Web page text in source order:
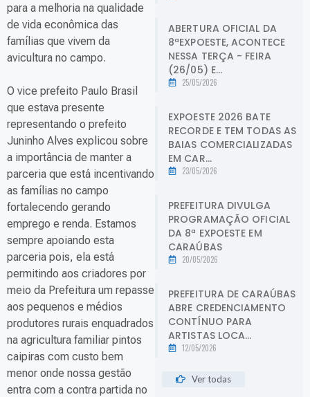
para a melhoria na qualidade
de vida econômica das
famílias que vivem da
avicultura no campo.
O vice prefeito Paulo Brasil
que estava presente
representando o prefeito
Juninho Alves explicou sobre
a importância de manter a
parceria que está incentivando
as famílias no campo
fortalecendo gerando
emprego e renda. Estamos
sempre apoiando esta
parceria pois, ela está
permitindo aos criadores por
meio da Prefeitura um repasse
aos pequenos e médios
produtores rurais enquadrados
na agricultura familiar pintos
caipiras com custo bem
menor onde nossa gestão
entra com a contra partida no
ABERTURA OFICIAL DA
8ªEXPOESTE, ACONTECE
NESSA TERÇA - FEIRA
(26/05) E...
25/05/2026
EXPOESTE 2026 BATE
RECORDE E TEM TODAS AS
BAIAS COMERCIALIZADAS
EM CAR...
23/05/2026
PREFEITURA DIVULGA
PROGRAMAÇÃO OFICIAL
DA 8ª EXPOESTE EM
CARAÚBAS
20/05/2026
PREFEITURA DE CARAÚBAS
ABRE CREDENCIAMENTO
CONTÍNUO PARA
ARTISTAS LOCA...
12/05/2026
Ver todas